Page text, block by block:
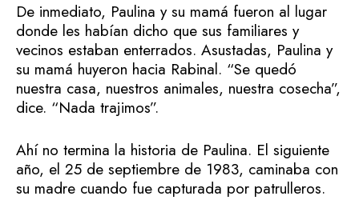
De inmediato, Paulina y su mamá fueron al lugar
donde les habían dicho que sus familiares y
vecinos estaban enterrados. Asustadas, Paulina y
su mamá huyeron hacia Rabinal. “Se quedó
nuestra casa, nuestros animales, nuestra cosecha”,
dice. “Nada trajimos”.
Ahí no termina la historia de Paulina. El siguiente
año, el 25 de septiembre de 1983, caminaba con
su madre cuando fue capturada por patrulleros.